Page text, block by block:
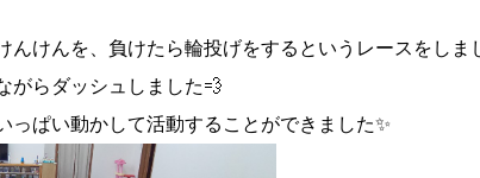
けんを、負けたら輪投げをするというレースをしま
がらダッシュしました💨
ぱい動かして活動することができました✨